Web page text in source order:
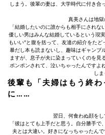
しまう。後輩の妻は、大学時代に付き合
真美さんは地獄
「結婚したいのに誰からも相手にされ
優しい男はみんな結婚しているという現
もいい”と腹を括って、友達の紹介をた
暴だし本も読まないし、趣味はギャンブ
ますが、息子が夫に染まっていくのを見
ポンポンされて、泣いちゃったんですよ
しま
後輩も「夫婦はもう終
に……
翌日、何食わぬ顔をし
「彼はとても上手だと思う。自分勝手
夫とは大違い。好きになっちゃったん